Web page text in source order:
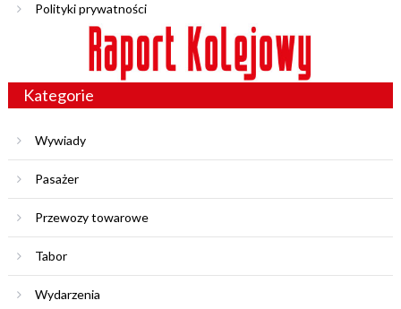
Polityki prywatności
Kategorie
Wywiady
Pasażer
Przewozy towarowe
Tabor
Wydarzenia